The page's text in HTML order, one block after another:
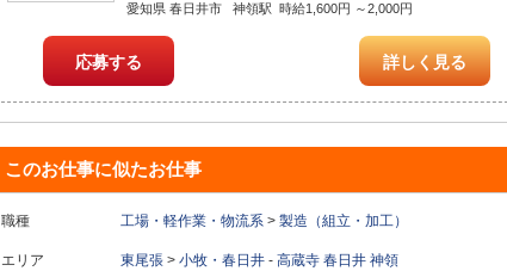
愛知県 春日井市 神領駅 時給1,600円 ～2,000円
応募する 詳しく見る
このお仕事に似たお仕事
職種 工場・軽作業・物流系 > 製造（組立・加工）
エリア 東尾張 > 小牧・春日井 - 高蔵寺 春日井 神領